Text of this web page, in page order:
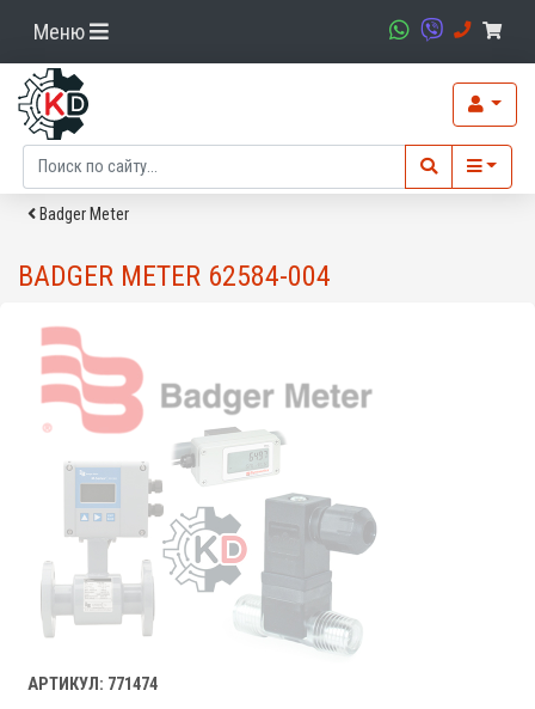
Меню
Badger Meter
BADGER METER 62584-004
АРТИКУЛ: 771474